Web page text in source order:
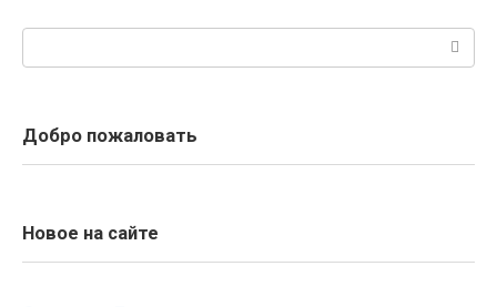
Поиск:
Добро пожаловать
Новое на сайте